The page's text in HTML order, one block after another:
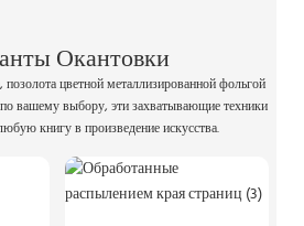
Окантовки
цветной металлизированной фольгой
вашему выбору, эти захватывающие техники
книгу в произведение искусства.